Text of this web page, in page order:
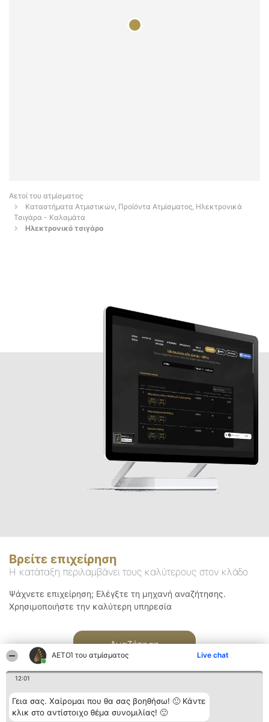
ΑΕΤΟΊ του ατμίσματος Live chat
12:01
Γεια σας. Χαίρομαι που θα σας βοηθήσω! 🙂 Κάντε
κλικ στο αντίστοιχο θέμα συνομιλίας! 🙂
Αετοί του ατμίσματος
Καταστήματα Ατμιστικών, Προϊόντα Ατμίσματος, Ηλεκτρονικά
Τσιγάρα - Καλαμάτα
Ηλεκτρονικό τσιγάρο
Βρείτε επιχείρηση
Η κατάταξη περιλαμβάνει τους καλύτερους στον κλάδο
Ψάχνετε επιχείρηση; Ελέγξτε τη μηχανή αναζήτησης.
Χρησιμοποιήστε την καλύτερη υπηρεσία
Αναζήτηση